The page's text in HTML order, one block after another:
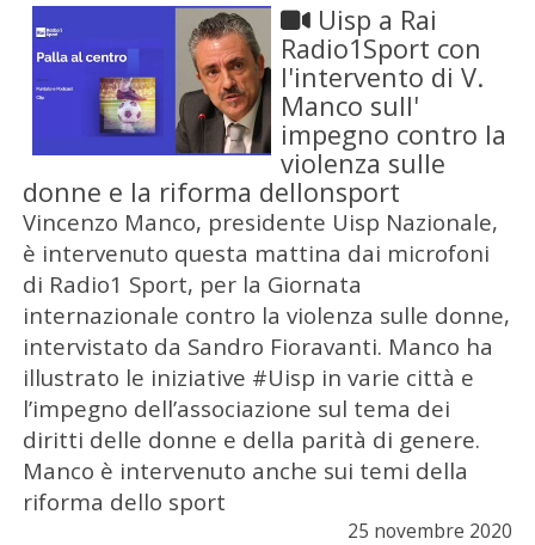
Uisp a Rai
Radio1Sport con
l'intervento di V.
Manco sull'
impegno contro la
violenza sulle
donne e la riforma dellonsport
Vincenzo Manco, presidente Uisp Nazionale,
è intervenuto questa mattina dai microfoni
di Radio1 Sport, per la Giornata
internazionale contro la violenza sulle donne,
intervistato da Sandro Fioravanti. Manco ha
illustrato le iniziative #Uisp in varie città e
l’impegno dell’associazione sul tema dei
diritti delle donne e della parità di genere.
Manco è intervenuto anche sui temi della
riforma dello sport
25 novembre 2020